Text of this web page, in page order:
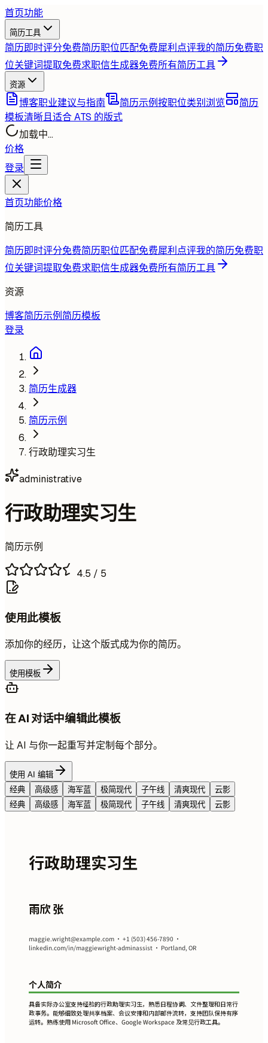
首页功能
简历工具
简历即时评分免费简历职位匹配免费犀利点评我的简历免费职
位关键词提取免费求职信生成器免费所有简历工具
资源
博客职业建议与指南 简历示例按职位类别浏览
简历
模板清晰且适合 ATS 的版式
加载中...
价格
登录
首页功能价格
简历工具
简历即时评分免费简历职位匹配免费犀利点评我的简历免费职
位关键词提取免费求职信生成器免费所有简历工具
资源
博客简历示例 简历模板
登录
简历生成器
简历示例
行政助理实习生
administrative
行政助理实习生
简历示例
4.5 / 5
使用此模板
添加你的经历，让这个版式成为你的简历。
使用模板
在 AI 对话中编辑此模板
让 AI 与你一起重写并定制每个部分。
使用 AI 编辑
经典
高级感 海军蓝 极简现代 子午线 清爽现代
云影
经典
高级感 海军蓝 极简现代 子午线 清爽现代 云影
行政助理实习生
雨欣 张
maggie.wright@example.com • +1 (503) 456-7890 •
linkedin.com/in/maggiewright-adminassist • Portland, OR
个人简介
具备实际办公室支持经验的行政助理实习生，熟悉日程协调、文件整理和日常行
政事务。能够细致处理共享档案、会议安排和内部邮件流转，支持团队保持有序
运转。熟练使用 Microsoft Office、Google Workspace 及常见行政工具。